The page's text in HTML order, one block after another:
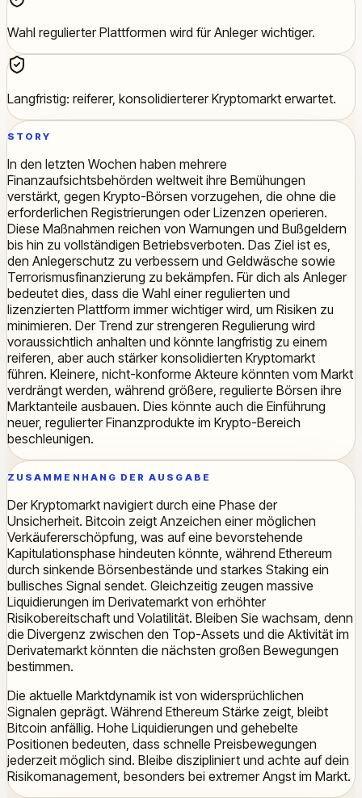
Wahl regulierter Plattformen wird für Anleger wichtiger.
Langfristig: reiferer, konsolidierterer Kryptomarkt erwartet.
STORY
In den letzten Wochen haben mehrere
Finanzaufsichtsbehörden weltweit ihre Bemühungen
verstärkt, gegen Krypto-Börsen vorzugehen, die ohne die
erforderlichen Registrierungen oder Lizenzen operieren.
Diese Maßnahmen reichen von Warnungen und Bußgeldern
bis hin zu vollständigen Betriebsverboten. Das Ziel ist es,
den Anlegerschutz zu verbessern und Geldwäsche sowie
Terrorismusfinanzierung zu bekämpfen. Für dich als Anleger
bedeutet dies, dass die Wahl einer regulierten und
lizenzierten Plattform immer wichtiger wird, um Risiken zu
minimieren. Der Trend zur strengeren Regulierung wird
voraussichtlich anhalten und könnte langfristig zu einem
reiferen, aber auch stärker konsolidierten Kryptomarkt
führen. Kleinere, nicht-konforme Akteure könnten vom Markt
verdrängt werden, während größere, regulierte Börsen ihre
Marktanteile ausbauen. Dies könnte auch die Einführung
neuer, regulierter Finanzprodukte im Krypto-Bereich
beschleunigen.
ZUSAMMENHANG DER AUSGABE
Der Kryptomarkt navigiert durch eine Phase der
Unsicherheit. Bitcoin zeigt Anzeichen einer möglichen
Verkäufererschöpfung, was auf eine bevorstehende
Kapitulationsphase hindeuten könnte, während Ethereum
durch sinkende Börsenbestände und starkes Staking ein
bullisches Signal sendet. Gleichzeitig zeugen massive
Liquidierungen im Derivatemarkt von erhöhter
Risikobereitschaft und Volatilität. Bleiben Sie wachsam, denn
die Divergenz zwischen den Top-Assets und die Aktivität im
Derivatemarkt könnten die nächsten großen Bewegungen
bestimmen.
Die aktuelle Marktdynamik ist von widersprüchlichen
Signalen geprägt. Während Ethereum Stärke zeigt, bleibt
Bitcoin anfällig. Hohe Liquidierungen und gehebelte
Positionen bedeuten, dass schnelle Preisbewegungen
jederzeit möglich sind. Bleibe diszipliniert und achte auf dein
Risikomanagement, besonders bei extremer Angst im Markt.